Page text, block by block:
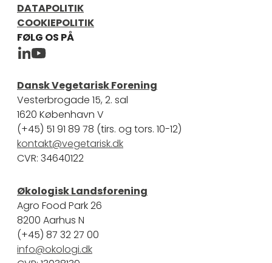
DATAPOLITIK
COOKIEPOLITIK
FØLG OS PÅ
Plantebaseret Videnscenter Linkedin
Plantebaseret Videncenter Youtube
Dansk Vegetarisk Forening
Vesterbrogade 15, 2. sal
1620 København V
(+45) 51 91 89 78 (tirs. og tors. 10-12)
kontakt@vegetarisk.dk
CVR: 34640122
Økologisk Landsforening
Agro Food Park 26
8200 Aarhus N
(+45) 87 32 27 00
info@okologi.dk